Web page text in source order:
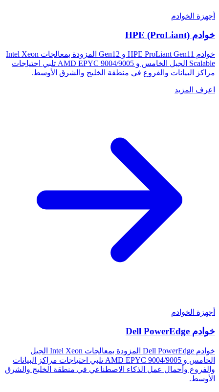
أجهزة الخوادم
خوادم HPE (ProLiant)
خوادم HPE ProLiant Gen11 و Gen12 المزودة بمعالجات Intel Xeon
Scalable الجيل الخامس و AMD EPYC 9004/9005 تلبي احتياجات
مراكز البيانات والفروع في منطقة الخليج والشرق الأوسط.
اعرف المزيد
أجهزة الخوادم
خوادم Dell PowerEdge
خوادم Dell PowerEdge المزودة بمعالجات Intel Xeon الجيل
الخامس و AMD EPYC 9004/9005 تلبي احتياجات مراكز البيانات
والفروع وأحمال عمل الذكاء الاصطناعي في منطقة الخليج والشرق
الأوسط.